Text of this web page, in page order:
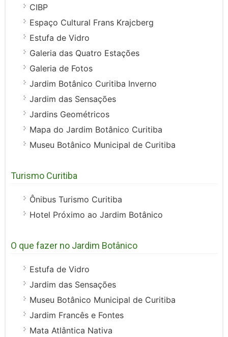
CIBP
Espaço Cultural Frans Krajcberg
Estufa de Vidro
Galeria das Quatro Estações
Galeria de Fotos
Jardim Botânico Curitiba Inverno
Jardim das Sensações
Jardins Geométricos
Mapa do Jardim Botânico Curitiba
Museu Botânico Municipal de Curitiba
Turismo Curitiba
Ônibus Turismo Curitiba
Hotel Próximo ao Jardim Botânico
O que fazer no Jardim Botânico
Estufa de Vidro
Jardim das Sensações
Museu Botânico Municipal de Curitiba
Jardim Francês e Fontes
Mata Atlântica Nativa